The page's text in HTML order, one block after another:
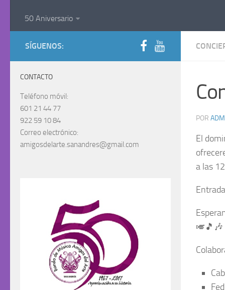
50 Aniversario
POR
El
a las
🎺🎵🎶
SÍGUENOS:
CONTACTO
Teléfono móvil:
601 21 44 77
922 59 10 84
Correo electrónico:
amigosdelarte.sanandres@gmail.com